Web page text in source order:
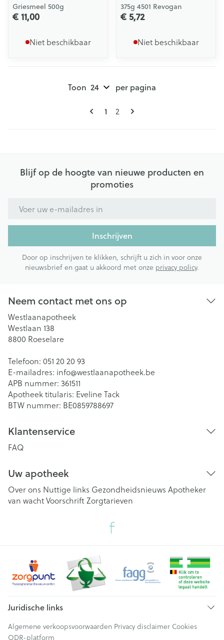
Griesmeel 500g
€ 11,00
Niet beschikbaar
375g 4501 Revogan
€ 5,72
Niet beschikbaar
Pagina's
U lees momenteel pagina
1 Pagina
2
Toon per pagina
Blijf op de hoogte van nieuwe producten en
promoties
Inschrijven
Door op inschrijven te klikken, schrijft u zich in voor onze
nieuwsbrief en gaat u akkoord met onze privacy policy.
Neem contact met ons op
Westlaanapotheek
Westlaan 138
8800 Roeselare
Telefoon: 051 20 20 93
E-mailadres: info@westlaanapotheek.be
APB nummer: 361511
Apotheek titularis: Eveline Tack
BTW nummer: BE0859788697
Klantenservice
FAQ
Uw apotheek
Over ons Nuttige links Gezondheidsnieuws Apotheker
van wachtVoorschriftZorgtarieven
Juridische links
Algemene verkoopsvoorwaarden Privacy disclaimer Cookies
ODR-platform